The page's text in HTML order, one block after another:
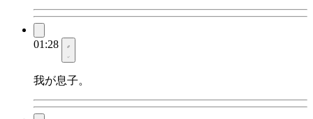
01:28
我が息子。